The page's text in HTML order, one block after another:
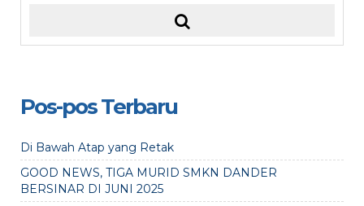
Pos-pos Terbaru
Di Bawah Atap yang Retak
GOOD NEWS, TIGA MURID SMKN DANDER
BERSINAR DI JUNI 2025